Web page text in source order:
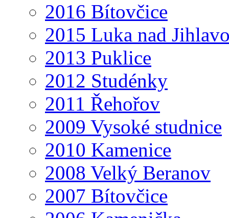
2016 Bítovčice
2015 Luka nad
2013 Puklice
2012 Studénky
2011 Řehořov
2009 Vysoké studnice
2010 Kamenice
2008 Velký Beranov
2007 Bítovčice